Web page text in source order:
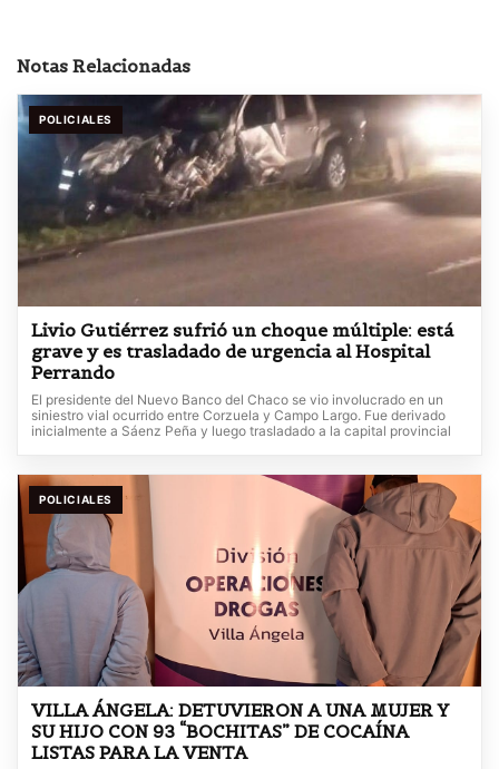
Notas Relacionadas
POLICIALES
Livio Gutiérrez sufrió un choque múltiple: está
grave y es trasladado de urgencia al Hospital
Perrando
El presidente del Nuevo Banco del Chaco se vio involucrado en un
siniestro vial ocurrido entre Corzuela y Campo Largo. Fue derivado
inicialmente a Sáenz Peña y luego trasladado a la capital provincial
POLICIALES
VILLA ÁNGELA: DETUVIERON A UNA MUJER Y
SU HIJO CON 93 “BOCHITAS” DE COCAÍNA
LISTAS PARA LA VENTA